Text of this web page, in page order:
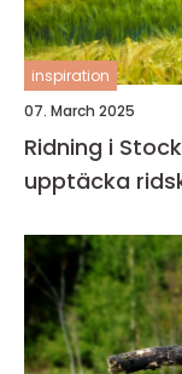
inspiration
07. March 2025
Ridning i
upptäcka